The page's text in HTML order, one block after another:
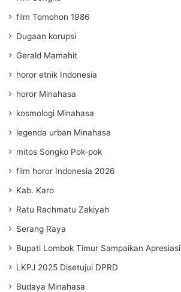
film Tomohon 1986
Dugaan korupsi
Gerald Mamahit
horor etnik Indonesia
horor Minahasa
kosmologi Minahasa
legenda urban Minahasa
mitos Songko Pok-pok
film horor Indonesia 2026
Kab. Karo
Ratu Rachmatu Zakiyah
Serang Raya
Bupati Lombok Timur Sampaikan Apresiasi
LKPJ 2025 Disetujui DPRD
Budaya Minahasa